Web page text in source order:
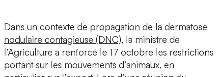
Dans un contexte de propagation de la dermatose
nodulaire contagieuse (DNC), la ministre de
l’Agriculture a renforcé le 17 octobre les restrictions
portant sur les mouvements d’animaux, en